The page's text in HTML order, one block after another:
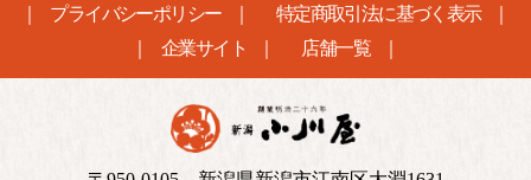
プライバシーポリシー
特定商取引法に基づく表示
企業サイト
店舗一覧